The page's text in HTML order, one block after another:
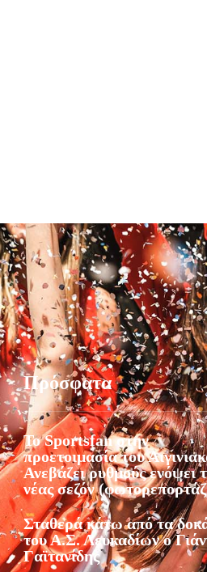
Πρόσφατα
Το Sportsfan στην
προετοιμασία του
Ανεβάζει ρυθμούς ενόψει
νέας σεζόν
Σταθερά κάτω από τα
του Α.Σ. Λευκαδίων ο
Γαϊτανίδης